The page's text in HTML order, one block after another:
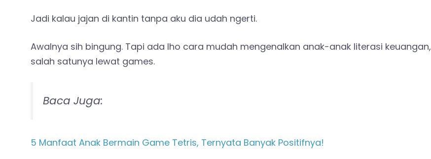
Jadi kalau jajan di kantin tanpa aku dia udah ngerti.
Awalnya sih bingung. Tapi ada lho cara mudah mengenalkan anak-anak literasi keuangan,
salah satunya lewat games.
Baca Juga:
5 Manfaat Anak Bermain Game Tetris, Ternyata Banyak Positifnya!